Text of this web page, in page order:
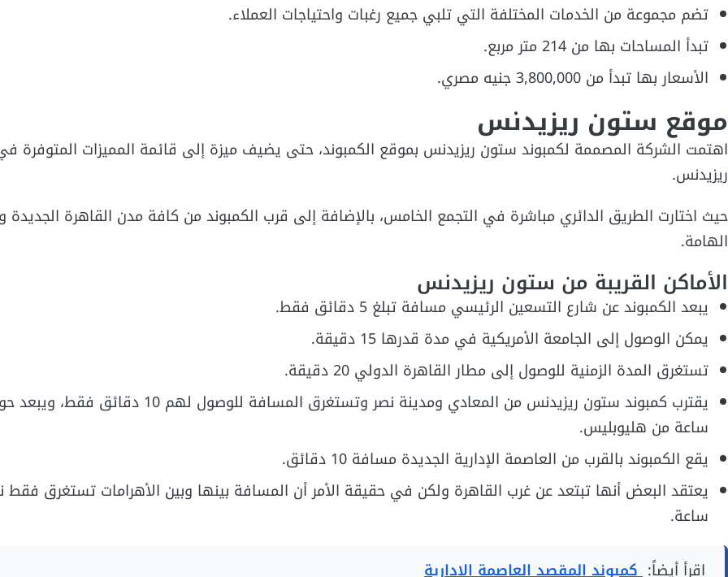
تضم مجموعة من الخدمات المختلفة التي تلبي جميع رغبات واحتياجات العملاء.
تبدأ المساحات بها من 214 متر مربع.
الأسعار بها تبدأ من 3,800,000 جنيه مصري.
موقع ستون ريزيدنس
اهتمت الشركة المصممة لكمبوند ستون ريزيدنس بموقع الكمبوند، حتى يضيف ميزة إلى قائمة المميزات المتوفرة
ريزيدنس.
حيث اختارت الطريق الدائري مباشرة في التجمع الخامس، بالإضافة إلى قرب الكمبوند من كافة مدن القاهرة الجديدة
الهامة.
الأماكن القريبة من ستون ريزيدنس
يبعد الكمبوند عن شارع التسعين الرئيسي مسافة تبلغ 5 دقائق فقط.
يمكن الوصول إلى الجامعة الأمريكية في مدة قدرها 15 دقيقة.
تستغرق المدة الزمنية للوصول إلى مطار القاهرة الدولي 20 دقيقة.
يقترب كمبوند ستون ريزيدنس من المعادي ومدينة نصر وتستغرق المسافة للوصول لهم
ساعة من هليوبليس.
يقع الكمبوند بالقرب من العاصمة الإدارية الجديدة مسافة 10 دقائق.
يعتقد البعض أنها تبتعد عن غرب القاهرة ولكن في حقيقة الأمر أن المسافة بينها وبين الأهرامات تستغرق
ساعة.
اقرأ أيضاً: كمبوند المقصد العاصمة الادارية